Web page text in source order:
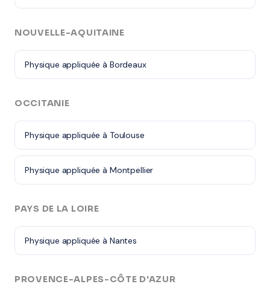
NOUVELLE-AQUITAINE
Physique appliquée à Bordeaux
OCCITANIE
Physique appliquée à Toulouse
Physique appliquée à Montpellier
PAYS DE LA LOIRE
Physique appliquée à Nantes
PROVENCE-ALPES-CÔTE D'AZUR